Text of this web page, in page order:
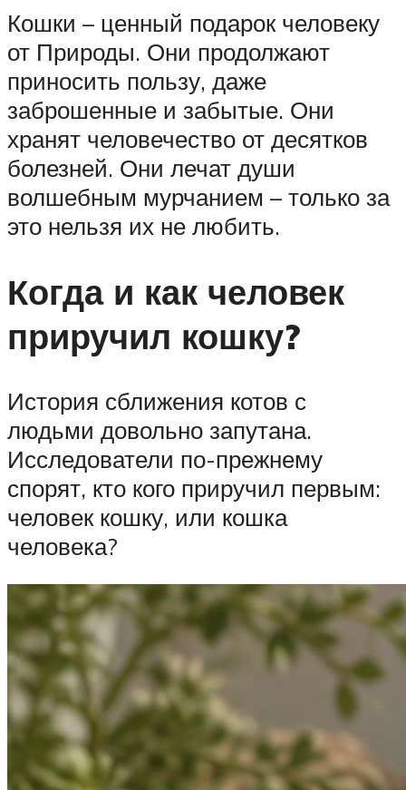
Кошки – ценный подарок человеку
от Природы. Они продолжают
приносить пользу, даже
заброшенные и забытые. Они
хранят человечество от десятков
болезней. Они лечат души
волшебным мурчанием – только за
это нельзя их не любить.
Когда и как человек
приручил кошку?
История сближения котов с
людьми довольно запутана.
Исследователи по-прежнему
спорят, кто кого приручил первым:
человек кошку, или кошка
человека?